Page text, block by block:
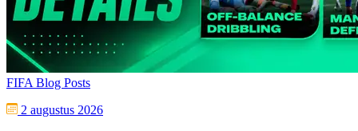
FIFA Blog Posts
2 augustus 2026